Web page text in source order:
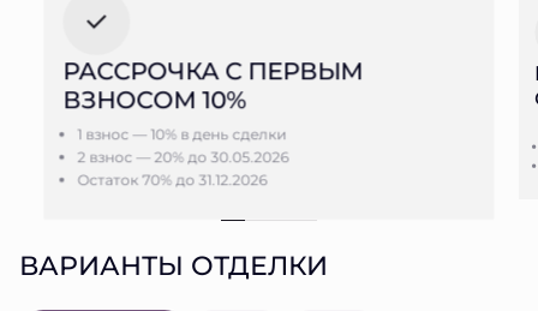
РАССРОЧКА С ПЕРВЫМ
ВЗНОСОМ 10%
1 взнос — 10% в день сделки
2 взнос — 20% до 30.05.2026
Остаток 70% до 31.12.2026
ВАРИАНТЫ ОТДЕЛКИ